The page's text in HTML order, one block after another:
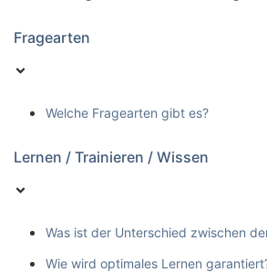
Fragearten
Welche Fragearten gibt es?
Lernen / Trainieren / Wissen
Was ist der Unterschied zwischen
Wie wird optimales Lernen